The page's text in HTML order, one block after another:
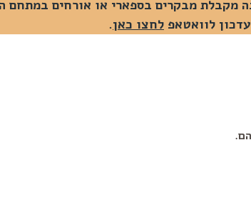
לוואטאפ לחצו כאן.